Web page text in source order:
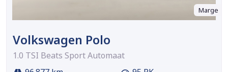
Marge
Volkswagen Polo
1.0 TSI Beats Sport Automaat